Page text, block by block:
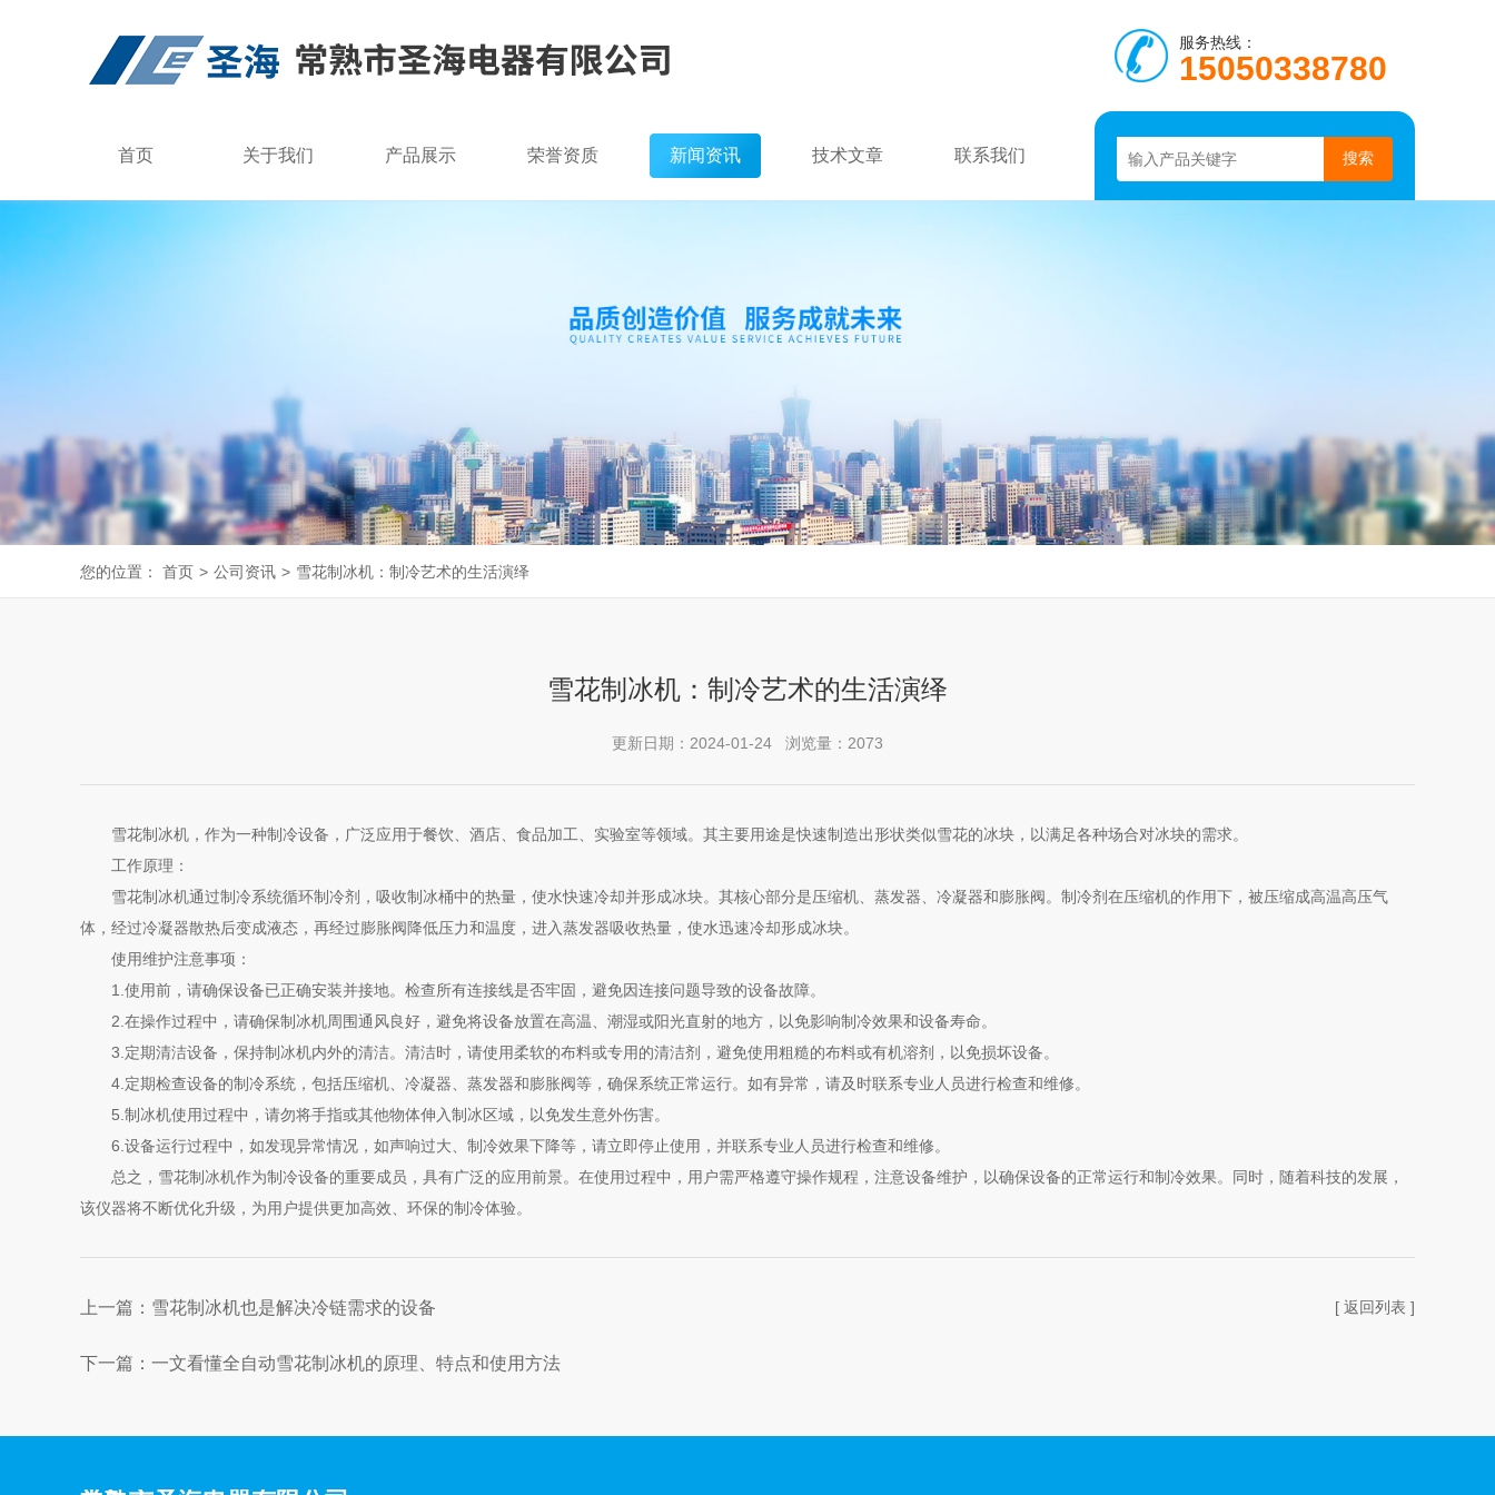
服务热线：
15050338780
首页 关于我们 产品展示 荣誉资质 新闻资讯 技术文章 联系我们
您的位置： 首页 > 公司资讯 > 雪花制冰机：制冷艺术的生活演绎
雪花制冰机：制冷艺术的生活演绎
更新日期：2024-01-24 浏览量：2073
雪花制冰机，作为一种制冷设备，广泛应用于餐饮、酒店、食品加工、实验室等领域。其主要用途是快速制造出形状类似雪花的冰块，以满足各种场合对冰块的需求。
工作原理：
雪花制冰机通过制冷系统循环制冷剂，吸收制冰桶中的热量，使水快速冷却并形成冰块。其核心部分是压缩机、蒸发器、冷凝器和膨胀阀。制冷剂在压缩机的作用下，被压缩成高温高压气
体，经过冷凝器散热后变成液态，再经过膨胀阀降低压力和温度，进入蒸发器吸收热量，使水迅速冷却形成冰块。
使用维护注意事项：
1.使用前，请确保设备已正确安装并接地。检查所有连接线是否牢固，避免因连接问题导致的设备故障。
2.在操作过程中，请确保制冰机周围通风良好，避免将设备放置在高温、潮湿或阳光直射的地方，以免影响制冷效果和设备寿命。
3.定期清洁设备，保持制冰机内外的清洁。清洁时，请使用柔软的布料或专用的清洁剂，避免使用粗糙的布料或有机溶剂，以免损坏设备。
4.定期检查设备的制冷系统，包括压缩机、冷凝器、蒸发器和膨胀阀等，确保系统正常运行。如有异常，请及时联系专业人员进行检查和维修。
5.制冰机使用过程中，请勿将手指或其他物体伸入制冰区域，以免发生意外伤害。
6.设备运行过程中，如发现异常情况，如声响过大、制冷效果下降等，请立即停止使用，并联系专业人员进行检查和维修。
总之，雪花制冰机作为制冷设备的重要成员，具有广泛的应用前景。在使用过程中，用户需严格遵守操作规程，注意设备维护，以确保设备的正常运行和制冷效果。同时，随着科技的发展，
该仪器将不断优化升级，为用户提供更加高效、环保的制冷体验。
上一篇： 雪花制冰机也是解决冷链需求的设备
下一篇： 一文看懂全自动雪花制冰机的原理、特点和使用方法
[ 返回列表 ]